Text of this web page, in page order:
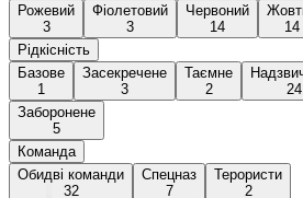
Рожевий
3
Фіолетовий
3
Червоний
14
14
Рідкісність
Базове
1
Засекречене
3
Таємне
2
24
Заборонене
5
Команда
Обидві команди
32
Спецназ
7
Терористи
2